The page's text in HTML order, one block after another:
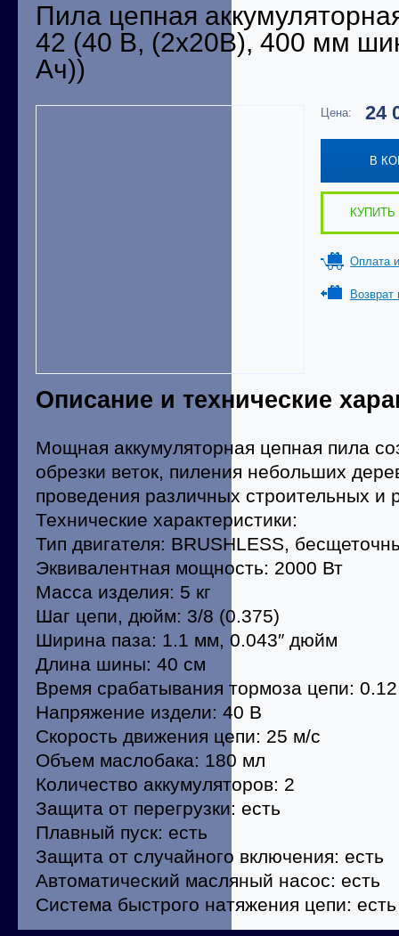
Пила цепная
42 (40 В, (2x20В), 400 мм
Ач))
Цена: 24
В
КУПИТЬ
Оплата
Возврат
Описание и технические
Мощная аккумуляторная цепная пила
обрезки веток, пиления небольших
проведения различных строительных и
Технические характеристики:
Тип двигателя: BRUSHLESS,
Эквивалентная мощность: 2000 Вт
Масса изделия: 5 кг
Шаг цепи, дюйм: 3/8 (0.375)
Ширина паза: 1.1 мм, 0.043″ дюйм
Длина шины: 40 см
Время срабатывания тормоза цепи:
Напряжение издели: 40 В
Скорость движения цепи: 25 м/с
Объем маслобака: 180 мл
Количество аккумуляторов: 2
Защита от перегрузки: есть
Плавный пуск: есть
Защита от случайного включения: есть
Автоматический масляный насос: есть
Система быстрого натяжения цепи: есть